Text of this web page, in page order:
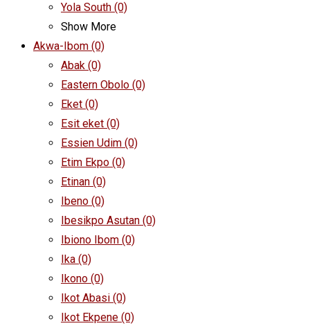
Yola South (0)
Show More
Akwa-Ibom (0)
Abak (0)
Eastern Obolo (0)
Eket (0)
Esit eket (0)
Essien Udim (0)
Etim Ekpo (0)
Etinan (0)
Ibeno (0)
Ibesikpo Asutan (0)
Ibiono Ibom (0)
Ika (0)
Ikono (0)
Ikot Abasi (0)
Ikot Ekpene (0)